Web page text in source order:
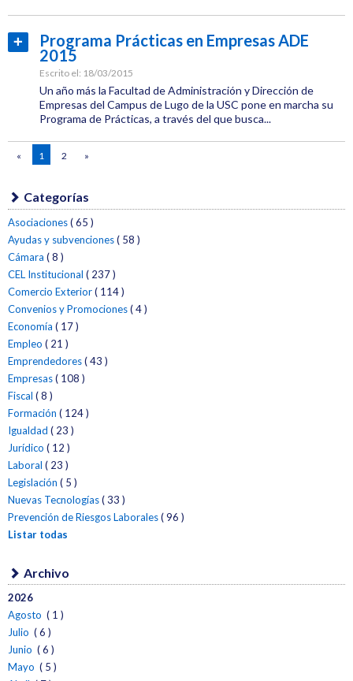
Empleo
Empleo
Etiquetas:
CEL
Formación
Programa Prácticas en Empresas ADE
2015
Escrito el: 18/03/2015
Un año más la Facultad de Administración y Dirección de
Empresas del Campus de Lugo de la USC pone en marcha su
Programa de Prácticas, a través del que busca...
más...
Categoría:
Empleo
CEL
Formación
Empleo
« 1 2 »
Categorías
Asociaciones( 65 )
Ayudas y subvenciones( 58 )
Cámara ( 8 )
CEL Institucional ( 237 )
Comercio Exterior( 114 )
Convenios y Promociones( 4 )
Economía ( 17 )
Empleo ( 21 )
Emprendedores( 43 )
Empresas( 108 )
Fiscal ( 8 )
Formación ( 124 )
Igualdad ( 23 )
Jurídico ( 12 )
Laboral ( 23 )
Legislación ( 5 )
Nuevas Tecnologías( 33 )
Prevención de Riesgos Laborales( 96 )
Listar todas
Archivo
2026
Agosto ( 1 )
Julio ( 6 )
Junio ( 6 )
Mayo ( 5 )